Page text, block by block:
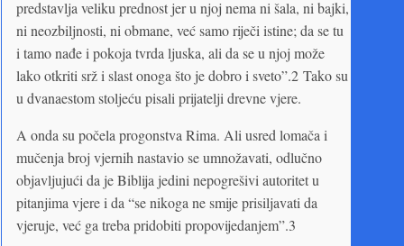
predstavlja veliku prednost jer u njoj nema ni šala, ni bajki,
ni neozbiljnosti, ni obmane, već samo riječi istine; da se tu
i tamo nađe i pokoja tvrda ljuska, ali da se u njoj može
lako otkriti srž i slast onoga što je dobro i sveto”.2 Tako su
u dvanaestom stoljeću pisali prijatelji drevne vjere.
A onda su počela progonstva Rima. Ali usred lomača i
mučenja broj vjernih nastavio se umnožavati, odlučno
objavljujući da je Biblija jedini nepogrešivi autoritet u
pitanjima vjere i da “se nikoga ne smije prisiljavati da
vjeruje, već ga treba pridobiti propovijedanjem”.3